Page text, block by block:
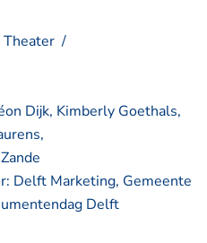
Theater /
Dijk, Kimberly Goethals,
Delft Marketing, Gemeente
Delft